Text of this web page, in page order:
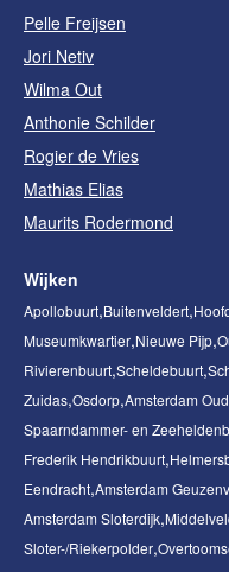
Pelle Freijsen
Jori Netiv
Wilma Out
Anthonie Schilder
Rogier de Vries
Mathias Elias
Maurits Rodermond
Wijken
Apollobuurt Buitenveldert
Museumkwartier Nieuwe Pijp
Rivierenbuurt Scheldebuurt
Zuidas Osdorp Amsterdam
Spaarndammer- en
Frederik Hendrikbuurt
Eendracht Amsterdam
Amsterdam Sloterdijk
Sloter-/Riekerpolder